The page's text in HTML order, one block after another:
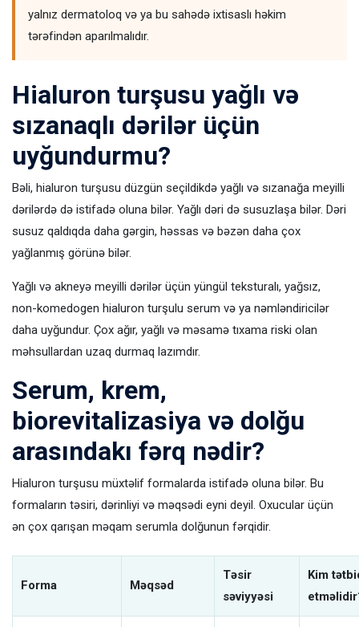
yalnız dermatoloq və ya bu sahədə ixtisaslı həkim
tərəfindən aparılmalıdır.
Hialuron turşusu yağlı və
sızanaqlı dərilər üçün
uyğundurmu?
Bəli, hialuron turşusu düzgün seçildikdə yağlı və sızanağa meyilli
dərilərdə də istifadə oluna bilər. Yağlı dəri də susuzlaşa bilər. Dəri
susuz qaldıqda daha gərgin, həssas və bəzən daha çox
yağlanmış görünə bilər.
Yağlı və akneyə meyilli dərilər üçün yüngül teksturalı, yağsız,
non-komedogen hialuron turşulu serum və ya nəmləndiricilər
daha uyğundur. Çox ağır, yağlı və məsamə tıxama riski olan
məhsullardan uzaq durmaq lazımdır.
Serum, krem,
biorevitalizasiya və dolğu
arasındakı fərq nədir?
Hialuron turşusu müxtəlif formalarda istifadə oluna bilər. Bu
formaların təsiri, dərinliyi və məqsədi eyni deyil. Oxucular üçün
ən çox qarışan məqam serumla dolğunun fərqidir.
Forma Məqsəd
Təsir
səviyyəsi
Kim